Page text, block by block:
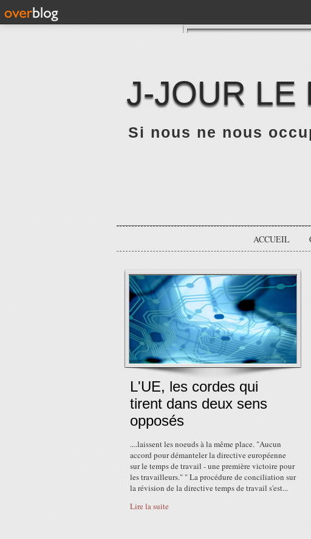
J-JOUR LE
Si nous ne nous
ACCUEIL
L'UE, les cordes qui
tirent dans deux sens
opposés
....laissent les noeuds à la même place. "Aucun
accord pour démanteler la directive européenne
sur le temps de travail - une première victoire pour
les travailleurs." " La procédure de conciliation sur
la révision de la directive temps de travail s'est...
Lire la suite